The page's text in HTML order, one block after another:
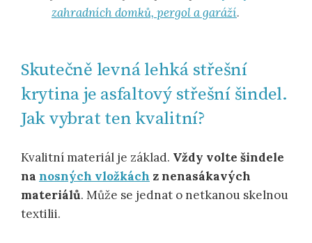
zahradních domků, pergol a garáží.
Skutečně levná lehká střešní
krytina je asfaltový střešní šindel.
Jak vybrat ten kvalitní?
Kvalitní materiál je základ. Vždy volte šindele
na nosných vložkách z nenasákavých
materiálů. Může se jednat o netkanou skelnou
textilii.